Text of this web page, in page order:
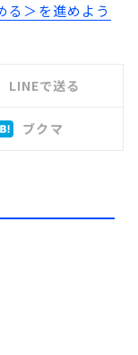
る＞を進めよう
LINEで送る
ブクマ